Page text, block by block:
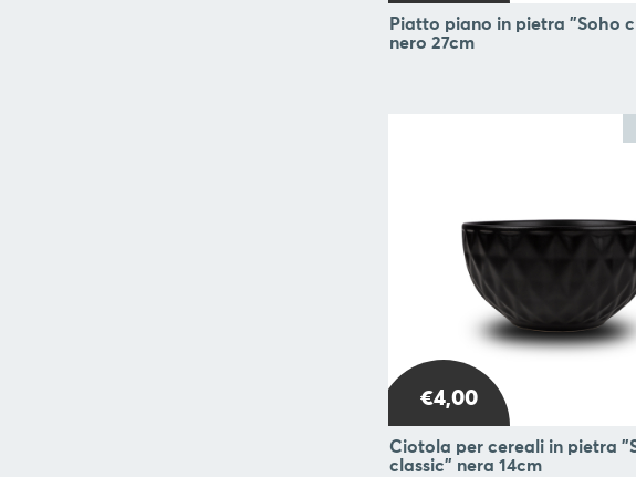
Piatto piano in pietra "Soho
nero 27cm
€4,00
Ciotola per cereali in pietra
classic" nera 14cm